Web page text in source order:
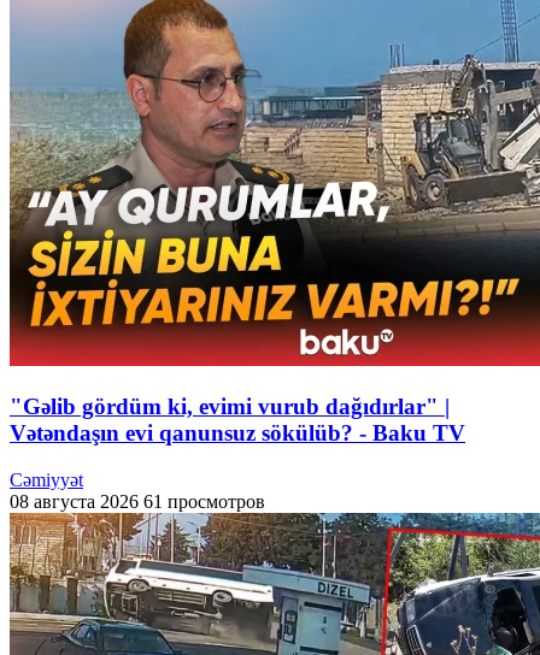
"Gəlib gördüm ki, evimi vurub dağıdırlar" |
Vətəndaşın evi qanunsuz sökülüb? - Baku TV
Cəmiyyət
08 августа 2026 61 просмотров